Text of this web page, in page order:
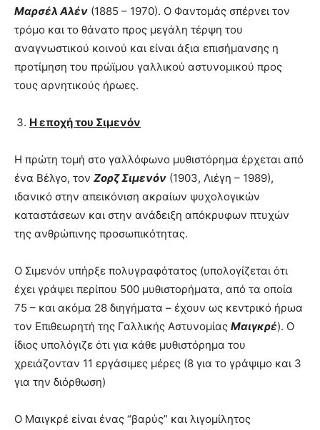
Μαρσέλ Αλέν (1885 – 1970). Ο Φαντομάς σπέρνει τον
τρόμο και το θάνατο προς μεγάλη τέρψη του
αναγνωστικού κοινού και είναι άξια επισήμανσης η
προτίμηση του πρώϊμου γαλλικού αστυνομικού προς
τους αρνητικούς ήρωες.
Η εποχή του Σιμενόν
Η πρώτη τομή στο γαλλόφωνο μυθιστόρημα έρχεται από
ένα Βέλγο, τον Ζορζ Σιμενόν (1903, Λιέγη – 1989),
ιδανικό στην απεικόνιση ακραίων ψυχολογικών
καταστάσεων και στην ανάδειξη απόκρυφων πτυχών
της ανθρώπινης προσωπικότητας.
Ο Σιμενόν υπήρξε πολυγραφότατος (υπολογίζεται ότι
έχει γράψει περίπου 500 μυθιστορήματα, από τα οποία
75 – και ακόμα 28 διηγήματα – έχουν ως κεντρικό ήρωα
τον Επιθεωρητή της Γαλλικής Αστυνομίας Μαιγκρέ). Ο
ίδιος υπολόγιζε ότι για κάθε μυθιστόρημα του
χρειάζονταν 11 εργάσιμες μέρες (8 για το γράψιμο και 3
για την διόρθωση)
Ο Μαιγκρέ είναι ένας “βαρύς” και λιγομίλητος